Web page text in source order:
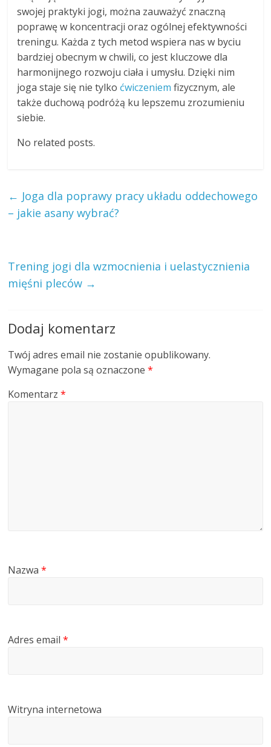
swojej praktyki jogi, można zauważyć znaczną
poprawę w koncentracji oraz ogólnej efektywności
treningu. Każda z tych metod wspiera nas w byciu
bardziej obecnym w chwili, co jest kluczowe dla
harmonijnego rozwoju ciała i umysłu. Dzięki nim
joga staje się nie tylko ćwiczeniem fizycznym, ale
także duchową podróżą ku lepszemu zrozumieniu
siebie.
No related posts.
← Joga dla poprawy pracy układu oddechowego
– jakie asany wybrać?
Trening jogi dla wzmocnienia i uelastycznienia
mięśni pleców →
Dodaj komentarz
Twój adres email nie zostanie opublikowany.
Wymagane pola są oznaczone*
Komentarz*
Nazwa*
Adres email*
Witryna internetowa